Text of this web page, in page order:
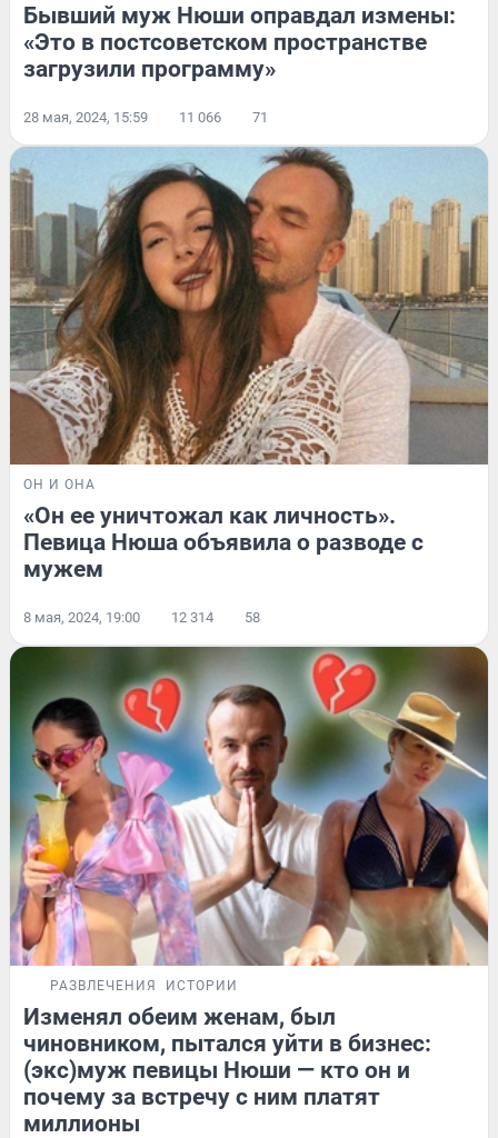
Бывший муж Нюши оправдал измены:
«Это в постсоветском пространстве
загрузили программу»
28 мая, 2024, 15:59 11 066 71
ОН И ОНА
«Он ее уничтожал как личность».
Певица Нюша объявила о разводе с
мужем
8 мая, 2024, 19:00 12 314 58
РАЗВЛЕЧЕНИЯ ИСТОРИИ
Изменял обеим женам, был
чиновником, пытался уйти в бизнес:
(экс)муж певицы Нюши — кто он и
почему за встречу с ним платят
миллионы